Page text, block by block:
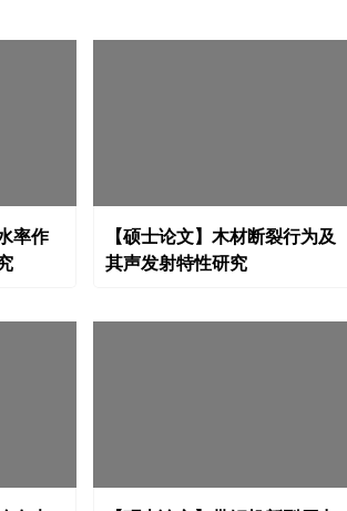
率作
【硕士论文】木材断裂行为及
其声发射特性研究